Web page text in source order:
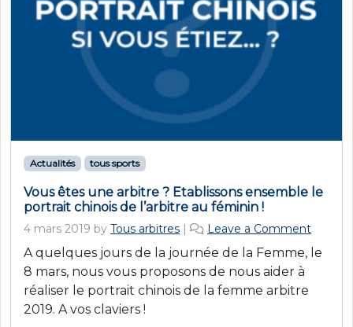
Actualités tous sports
Vous êtes une arbitre ? Etablissons ensemble le
portrait chinois de l’arbitre au féminin !
4 mars 2019 by Tous arbitres | Leave a Comment
A quelques jours de la journée de la Femme, le
8 mars, nous vous proposons de nous aider à
réaliser le portrait chinois de la femme arbitre
2019. A vos claviers !